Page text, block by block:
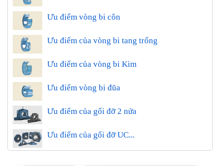
Ưu điểm vòng bi côn
Ưu điểm của vòng bi tang trống
Ưu điểm của vòng bi Kim
Ưu điểm vòng bi đũa
Ưu điểm của gối đỡ 2 nửa
Ưu điểm của gối đỡ UC...